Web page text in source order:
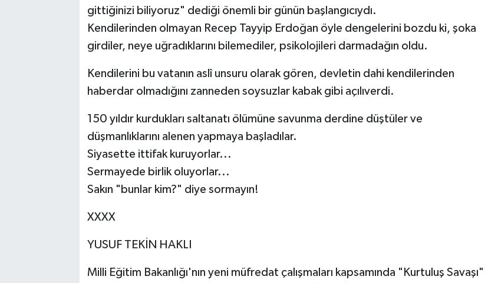
gittiğinizi biliyoruz" dediği önemli bir günün başlangıcıydı.
Kendilerinden olmayan Recep Tayyip Erdoğan öyle dengelerini bozdu ki, şoka
girdiler, neye uğradıklarını bilemediler, psikolojileri darmadağın oldu.
Kendilerini bu vatanın aslî unsuru olarak gören, devletin dahi kendilerinden
haberdar olmadığını zanneden soysuzlar kabak gibi açılıverdi.
150 yıldır kurdukları saltanatı ölümüne savunma derdine düştüler ve
düşmanlıklarını alenen yapmaya başladılar.
Siyasette ittifak kuruyorlar...
Sermayede birlik oluyorlar...
Sakın "bunlar kim?" diye sormayın!
XXXX
YUSUF TEKİN HAKLI
Milli Eğitim Bakanlığı'nın yeni müfredat çalışmaları kapsamında "Kurtuluş Savaşı"